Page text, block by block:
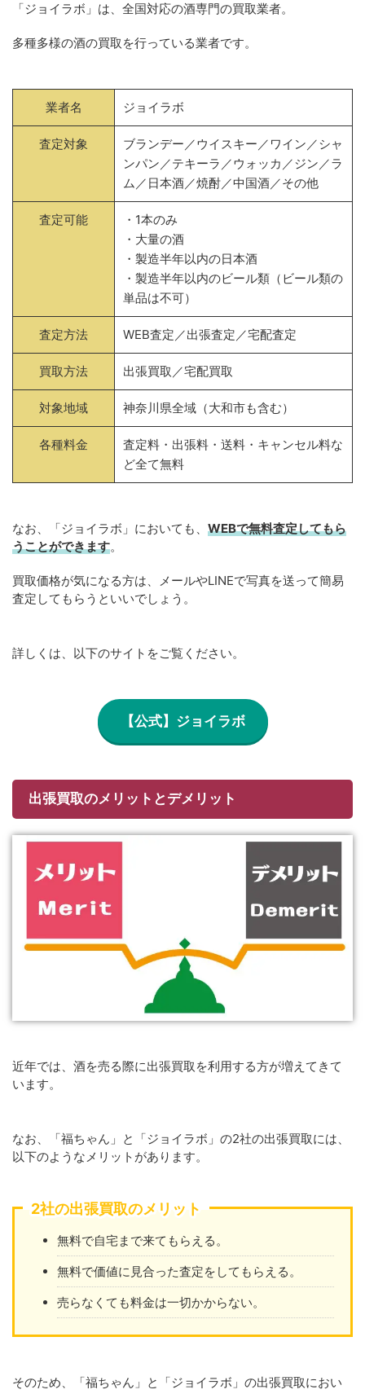
「ジョイラボ」は、全国対応の酒専門の買取業者。
多種多様の酒の買取を行っている業者です。
業者名 ジョイラボ
査定対象
ブランデー／ウイスキー／ワイン／シャ
ンパン／テキーラ／ウォッカ／ジン／ラ
ム／日本酒／焼酎／中国酒／その他
査定可能
・1本のみ
・大量の酒
・製造半年以内の日本酒
・製造半年以内のビール類（ビール類の
単品は不可）
査定方法 WEB査定／出張査定／宅配査定
買取方法 出張買取／宅配買取
対象地域 神奈川県全域（大和市も含む）
各種料金
査定料・出張料・送料・キャンセル料な
ど全て無料
なお、「ジョイラボ」においても、 WEBで無料査定してもら
うことができます。
買取価格が気になる方は、メールやLINEで写真を送って簡易
査定してもらうといいでしょう。
詳しくは、以下のサイトをご覧ください。
【公式】ジョイラボ
出張買取のメリットとデメリット
近年では、酒を売る際に出張買取を利用する方が増えてきて
います。
なお、「福ちゃん」と「ジョイラボ」の2社の出張買取には、
以下のようなメリットがあります。
2社の出張買取のメリット
無料で自宅まで来てもらえる。
無料で価値に見合った査定をしてもらえる。
売らなくても料金は一切かからない。
そのため、「福ちゃん」と「ジョイラボ」の出張買取におい